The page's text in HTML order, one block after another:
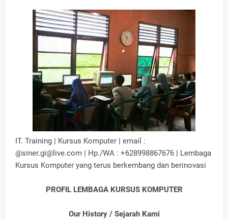
IT. Training | Kursus Komputer | email :
@siner.gi@live.com | Hp./WA : +628998867676 | Lembaga
Kursus Komputer yang terus berkembang dan berinovasi
PROFIL LEMBAGA KURSUS KOMPUTER
Our History / Sejarah Kami